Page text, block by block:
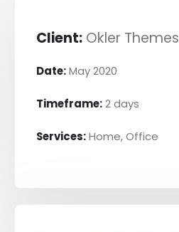
Client:Okler Themes
Date:May 2020
Timeframe:2 days
Services:Home, Office